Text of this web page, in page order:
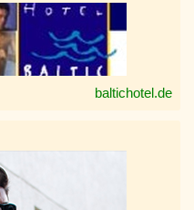
baltichotel.de